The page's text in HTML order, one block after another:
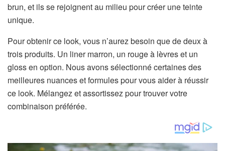
brun, et ils se rejoignent au milieu pour créer une teinte
unique.
Pour obtenir ce look, vous n’aurez besoin que de deux à
trois produits. Un liner marron, un rouge à lèvres et un
gloss en option. Nous avons sélectionné certaines des
meilleures nuances et formules pour vous aider à réussir
ce look. Mélangez et assortissez pour trouver votre
combinaison préférée.